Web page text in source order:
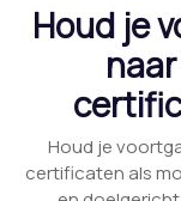
Houd je
Houd je
certificaten als